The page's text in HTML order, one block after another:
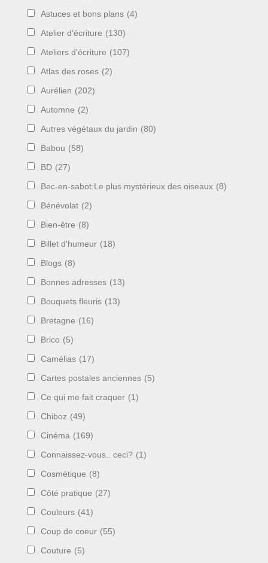
Astuces et bons plans (4)
Atelier d'écriture (130)
Ateliers d'écriture (107)
Atlas des roses (2)
Aurélien (202)
Automne (2)
Autres végétaux du jardin (80)
Babou (58)
BD (27)
Bec-en-sabot:Le plus mystérieux des oiseaux (8)
Bénévolat (2)
Bien-être (8)
Billet d'humeur (18)
Blogs (8)
Bonnes adresses (13)
Bouquets fleuris (13)
Bretagne (16)
Brico (5)
Camélias (17)
Cartes postales anciennes (5)
Ce qui me fait craquer (1)
Chiboz (49)
Cinéma (169)
Connaissez-vous.. ceci? (1)
Cosmétique (8)
Côté pratique (27)
Couleurs (41)
Coup de coeur (55)
Couture (5)